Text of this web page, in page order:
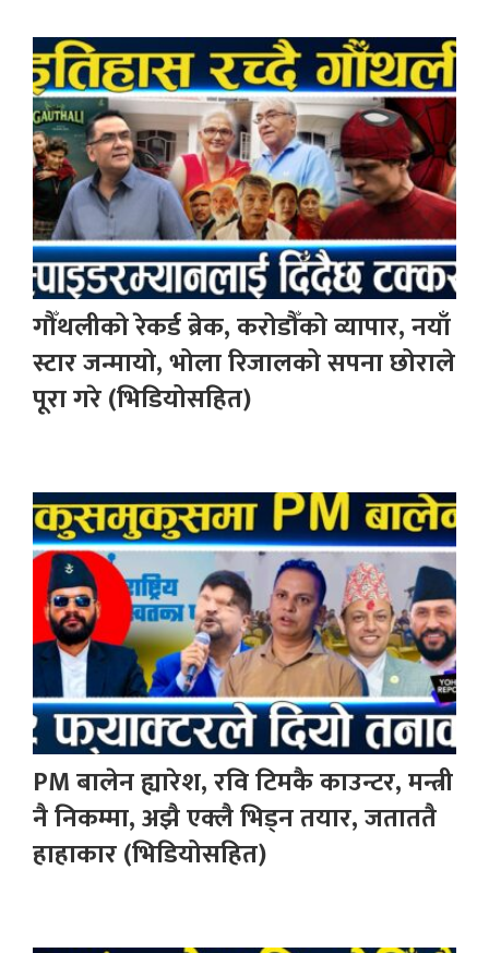
गौँथलीको रेकर्ड ब्रेक, करोडौँको व्यापार, नयाँ
स्टार जन्मायो, भोला रिजालको सपना छोराले
पूरा गरे (भिडियोसहित)
PM बालेन ह्यारेश, रवि टिमकै काउन्टर, मन्त्री
नै निकम्मा, अझै एक्लै भिड्न तयार, जताततै
हाहाकार (भिडियोसहित)